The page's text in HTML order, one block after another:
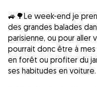
🚙🌳Le week-end je
des grandes balades
parisienne, ou pour aller
pourrait donc être à
en forêt ou profiter du
ses habitudes en voiture.